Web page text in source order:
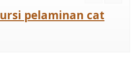
pelaminan cat